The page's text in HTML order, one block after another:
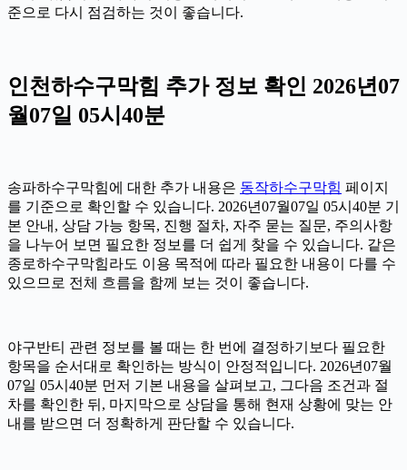
준으로 다시 점검하는 것이 좋습니다.
인천하수구막힘 추가 정보 확인 2026년07
월07일 05시40분
송파하수구막힘에 대한 추가 내용은 동작하수구막힘 페이지
를 기준으로 확인할 수 있습니다. 2026년07월07일 05시40분 기
본 안내, 상담 가능 항목, 진행 절차, 자주 묻는 질문, 주의사항
을 나누어 보면 필요한 정보를 더 쉽게 찾을 수 있습니다. 같은
종로하수구막힘라도 이용 목적에 따라 필요한 내용이 다를 수
있으므로 전체 흐름을 함께 보는 것이 좋습니다.
야구반티 관련 정보를 볼 때는 한 번에 결정하기보다 필요한
항목을 순서대로 확인하는 방식이 안정적입니다. 2026년07월
07일 05시40분 먼저 기본 내용을 살펴보고, 그다음 조건과 절
차를 확인한 뒤, 마지막으로 상담을 통해 현재 상황에 맞는 안
내를 받으면 더 정확하게 판단할 수 있습니다.